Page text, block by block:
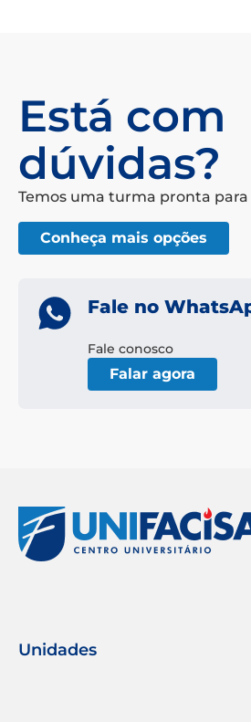
Está com
dúvidas?
Temos uma turma pronta
Conheça mais opções
Fale no
Fale conosco
Falar agora
Unidades